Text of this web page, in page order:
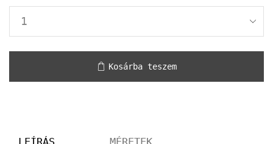
Kosárba teszem
LEÍRÁS MÉRETEK